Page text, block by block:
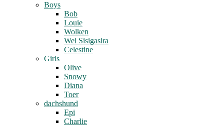
Boys
Bob
Louie
Wolken
Wei Sisigasira
Celestine
Girls
Olive
Snowy
Diana
Toer
dachshund
Epi
Charlie